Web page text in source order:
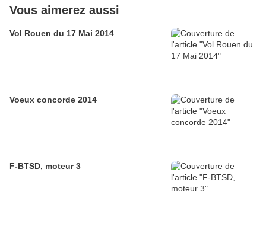
Vous aimerez aussi
Vol Rouen du 17 Mai 2014
Voeux concorde 2014
F-BTSD, moteur 3